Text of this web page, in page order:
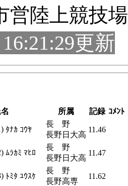
営陸上競技場
更新
所属 記録 ｺﾒﾝﾄ
ﾀﾅｶ ｺｳﾔ
長 野
長野日大高
11.46
ﾑﾗｶﾐ ﾏﾋﾛ
長 野
長野日大高
11.47
ﾄﾐﾀ ﾕｳｽｹ
長 野
長野高専
11.62